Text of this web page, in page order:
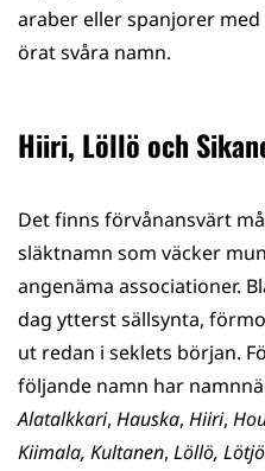
araber eller spanjorer
örat svåra namn.
Hiiri, Löllö och
Det finns förvånansvärt
släktnamn som väcker
angenäma associationer.
dag ytterst sällsynta,
ut redan i seklets början.
följande namn har
Alatalkkari, Hauska, Hiiri,
Kiimala, Kultanen, Löllö,